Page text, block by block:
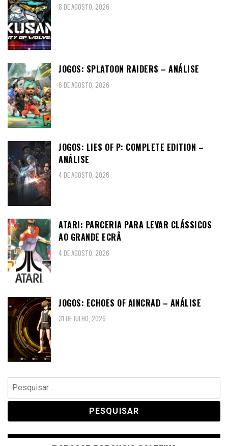
8 DE AGOSTO, 2026
JOGOS: SPLATOON RAIDERS – ANÁLISE
6 DE AGOSTO, 2026
JOGOS: LIES OF P: COMPLETE EDITION –
ANÁLISE
4 DE AGOSTO, 2026
ATARI: PARCERIA PARA LEVAR CLÁSSICOS
AO GRANDE ECRÃ
4 DE AGOSTO, 2026
JOGOS: ECHOES OF AINCRAD – ANÁLISE
31 DE JULHO, 2026
Pesquisar
por: